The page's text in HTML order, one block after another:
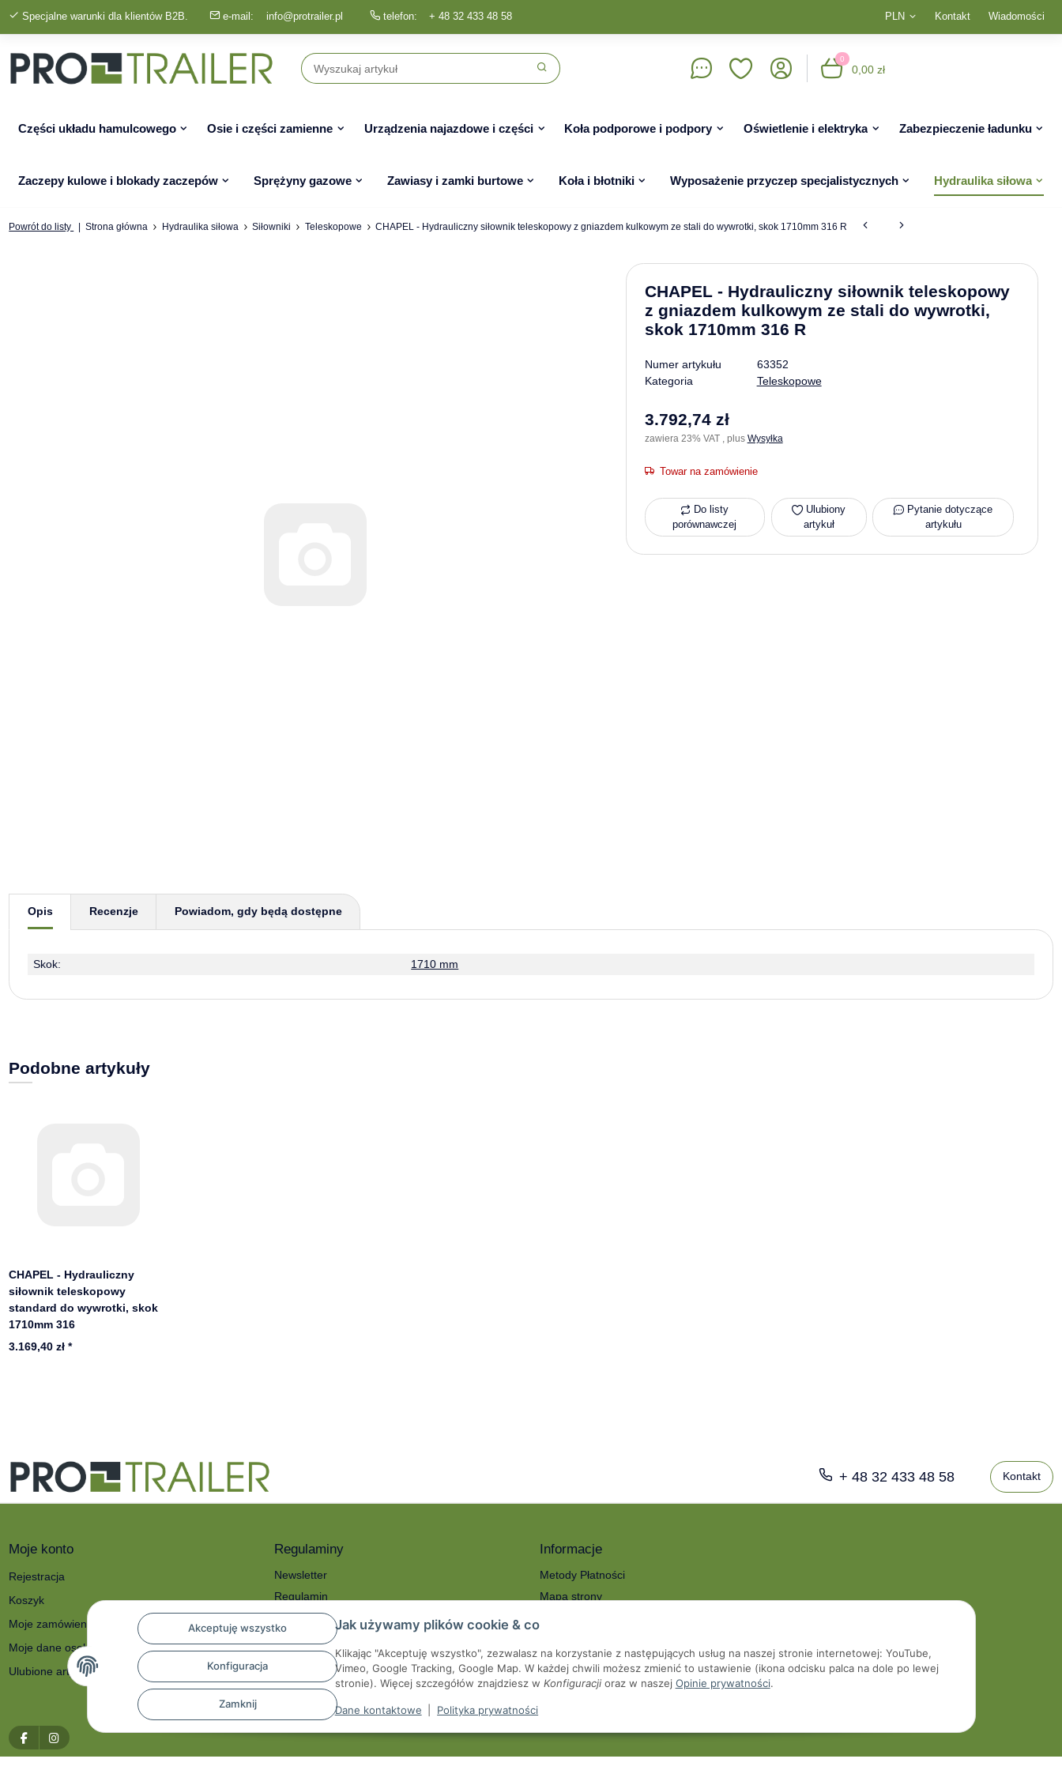
Akceptuję wszystko
Konfiguracja
Zamknij
Jak używamy plików cookie & co
Klikając "Akceptuję wszystko", zezwalasz na korzystanie z następujących usług na naszej stronie internetowej: YouTube,
Vimeo, Google Tracking, Google Map. W każdej chwili możesz zmienić to ustawienie (ikona odcisku palca na dole po lewej
stronie). Więcej szczegółów znajdziesz w Konfiguracjioraz w naszej Opinie prywatności.
Dane kontaktowe Polityka prywatności
PLN Kontakt Wiadomości
Specjalne warunki dla klientów B2B. e-mail: info@protrailer.pl telefon: + 48 32 433 48 58
0
0,00 zł
Części układu hamulcowego Osie i części zamienne Urządzenia najazdowe i części Koła podporowe i podpory Oświetlenie i elektryka Zabezpieczenie ładunku
Zaczepy kulowe i blokady zaczepów Sprężyny gazowe Zawiasy i zamki burtowe Koła i błotniki Wyposażenie przyczep specjalistycznych Hydraulika siłowa
Powrót do listy Strona główna Hydraulika siłowa Siłowniki Teleskopowe CHAPEL - Hydrauliczny siłownik teleskopowy z gniazdem kulkowym ze stali do wywrotki, skok 1710mm 316 R
CHAPEL - Hydrauliczny siłownik teleskopowy
z gniazdem kulkowym ze stali do wywrotki,
skok 1710mm 316 R
Numer artykułu
63352
Kategoria
Teleskopowe
3.792,74 zł
zawiera 23% VAT , plus Wysyłka
Towar na zamówienie
Do listy
porównawczej
Ulubiony
artykuł
Pytanie dotyczące
artykułu
Opis
Recenzje Powiadom, gdy będą dostępne
Skok: 1710 mm
Podobne artykuły
CHAPEL - Hydrauliczny
siłownik teleskopowy
standard do wywrotki, skok
1710mm 316
3.169,40 zł*
+ 48 32 433 48 58 Kontakt
Moje konto
Rejestracja
Koszyk
Moje zamówienia
Moje dane osobowe
Ulubione artykuły
Regulaminy
Newsletter
Regulamin
Polityka prywatności
Reklamacje i zwroty
Dane kontaktowe
Prawo do odstąpienia od umowy
Informacje
Metody Płatności
Mapa strony
Serwis